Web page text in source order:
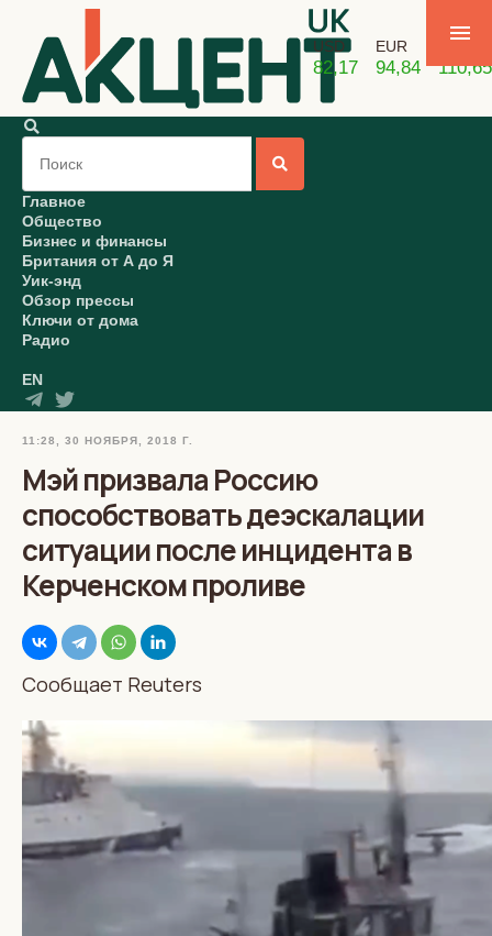
USD
82,17
EUR
94,84 110,65
Главное
Общество
Бизнес и финансы
Британия от А до Я
Уик-энд
Обзор прессы
Ключи от дома
Радио
EN
11:28, 30 НОЯБРЯ, 2018 Г.
Мэй призвала Россию
способствовать деэскалации
ситуации после инцидента в
Керченском проливе
Сообщает Reuters